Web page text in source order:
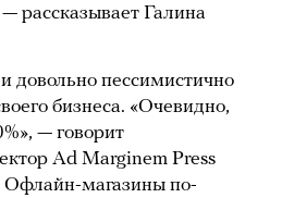
рассказывает Галина
довольно пессимистично
бизнеса. «Очевидно,
— говорит
Ad Marginem Press
магазины по-